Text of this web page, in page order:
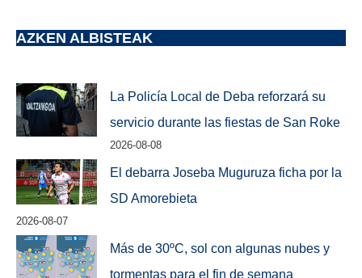
AZKEN ALBISTEAK
La Policía Local de Deba reforzará su
servicio durante las fiestas de San Roke
2026-08-08
El debarra Joseba Muguruza ficha por la
SD Amorebieta
2026-08-07
Más de 30ºC, sol con algunas nubes y
tormentas para el fin de semana